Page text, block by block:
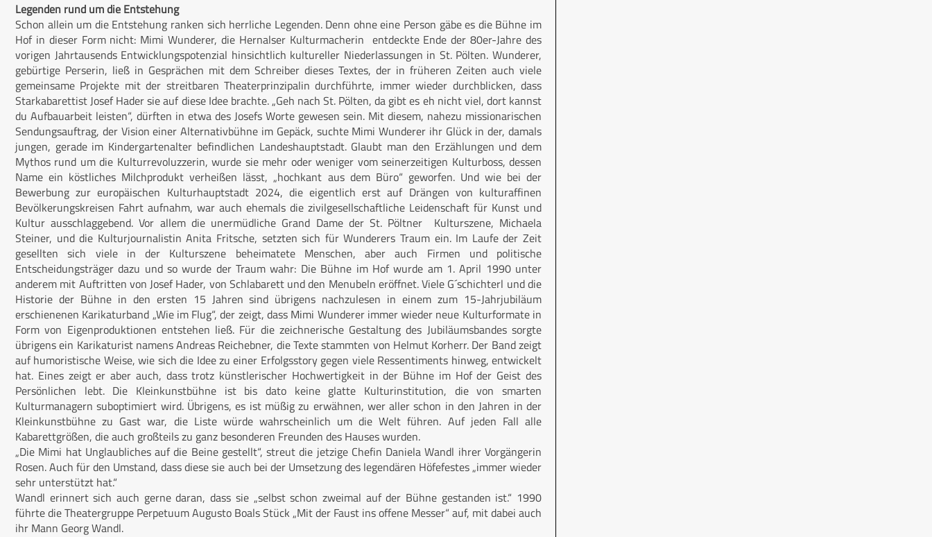
Legenden rund um die Entstehung
Schon allein um die Entstehung ranken sich herrliche Legenden. Denn ohne eine Person gäbe es die Bühne im
Hof in dieser Form nicht: Mimi Wunderer, die Hernalser Kulturmacherin entdeckte Ende der 80er-Jahre des
vorigen Jahrtausends Entwicklungspotenzial hinsichtlich kultureller Niederlassungen in St. Pölten. Wunderer,
gebürtige Perserin, ließ in Gesprächen mit dem Schreiber dieses Textes, der in früheren Zeiten auch viele
gemeinsame Projekte mit der streitbaren Theaterprinzipalin durchführte, immer wieder durchblicken, dass
Starkabarettist Josef Hader sie auf diese Idee brachte. „Geh nach St. Pölten, da gibt es eh nicht viel, dort kannst
du Aufbauarbeit leisten“, dürften in etwa des Josefs Worte gewesen sein. Mit diesem, nahezu missionarischen
Sendungsauftrag, der Vision einer Alternativbühne im Gepäck, suchte Mimi Wunderer ihr Glück in der, damals
jungen, gerade im Kindergartenalter befindlichen Landeshauptstadt. Glaubt man den Erzählungen und dem
Mythos rund um die Kulturrevoluzzerin, wurde sie mehr oder weniger vom seinerzeitigen Kulturboss, dessen
Name ein köstliches Milchprodukt verheißen lässt, „hochkant aus dem Büro“ geworfen. Und wie bei der
Bewerbung zur europäischen Kulturhauptstadt 2024, die eigentlich erst auf Drängen von kulturaffinen
Bevölkerungskreisen Fahrt aufnahm, war auch ehemals die zivilgesellschaftliche Leidenschaft für Kunst und
Kultur ausschlaggebend. Vor allem die unermüdliche Grand Dame der St. Pöltner Kulturszene, Michaela
Steiner, und die Kulturjournalistin Anita Fritsche, setzten sich für Wunderers Traum ein. Im Laufe der Zeit
gesellten sich viele in der Kulturszene beheimatete Menschen, aber auch Firmen und politische
Entscheidungsträger dazu und so wurde der Traum wahr: Die Bühne im Hof wurde am 1. April 1990 unter
anderem mit Auftritten von Josef Hader, von Schlabarett und den Menubeln eröffnet. Viele G´schichterl und die
Historie der Bühne in den ersten 15 Jahren sind übrigens nachzulesen in einem zum 15-Jahrjubiläum
erschienenen Karikaturband „Wie im Flug“, der zeigt, dass Mimi Wunderer immer wieder neue Kulturformate in
Form von Eigenproduktionen entstehen ließ. Für die zeichnerische Gestaltung des Jubiläumsbandes sorgte
übrigens ein Karikaturist namens Andreas Reichebner, die Texte stammten von Helmut Korherr. Der Band zeigt
auf humoristische Weise, wie sich die Idee zu einer Erfolgsstory gegen viele Ressentiments hinweg, entwickelt
hat. Eines zeigt er aber auch, dass trotz künstlerischer Hochwertigkeit in der Bühne im Hof der Geist des
Persönlichen lebt. Die Kleinkunstbühne ist bis dato keine glatte Kulturinstitution, die von smarten
Kulturmanagern suboptimiert wird. Übrigens, es ist müßig zu erwähnen, wer aller schon in den Jahren in der
Kleinkunstbühne zu Gast war, die Liste würde wahrscheinlich um die Welt führen. Auf jeden Fall alle
Kabarettgrößen, die auch großteils zu ganz besonderen Freunden des Hauses wurden.
„Die Mimi hat Unglaubliches auf die Beine gestellt“, streut die jetzige Chefin Daniela Wandl ihrer Vorgängerin
Rosen. Auch für den Umstand, dass diese sie auch bei der Umsetzung des legendären Höfefestes „immer wieder
sehr unterstützt hat.“
Wandl erinnert sich auch gerne daran, dass sie „selbst schon zweimal auf der Bühne gestanden ist.“ 1990
führte die Theatergruppe Perpetuum Augusto Boals Stück „Mit der Faust ins offene Messer“ auf, mit dabei auch
ihr Mann Georg Wandl.